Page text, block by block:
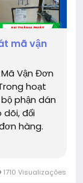
mã vận
Vận Đơn
hoạt
phận dán
dõi, đối
hàng.
1710 Visualizações